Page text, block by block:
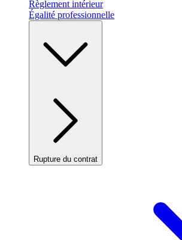
Règlement intérieur
Égalité professionnelle
Rupture du contrat